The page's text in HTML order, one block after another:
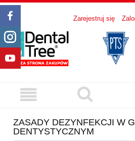
Zarejestruj się
ZASADY DEZYNFEKCJI W
DENTYSTYCZNYM